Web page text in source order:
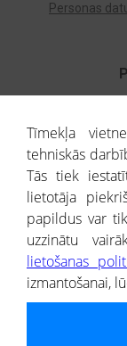
Personas
®
SIA
Tīmekļa
tehniskās
Tās tiek
lietotāja
papildus var
uzzinātu
lietošanas
izmantošanai,